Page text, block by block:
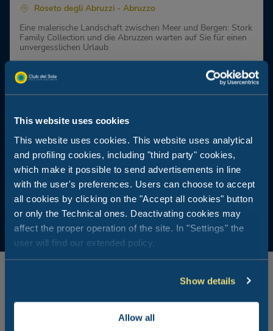
This website uses cookies
This website uses cookies. This website uses analytical
and profiling cookies, including "third party" cookies,
which make it possible to send advertisements in line
with the user's preferences. Users can choose to accept
all cookies by clicking on the "Accept all cookies" button
or only the Technical ones. Deactivating cookies may
affect the proper operation of the site. In "Settings" the
user will find our extended policy.
Show details
Allow all
Roseto degli Abruzzi - Abruzzo
Eine malerische Landschaft zwischen Meer und Bergen: Stork
Family Collection und die Abruzzen warten auf Sie für einen
unvergesslichen Urlaub
Der Traum vom Schlafen am Meer und im grünen Herzen der
Abruzzen
Moderne Lodges, nur wenige Meter vom Strand entfernt
Schwimmbecken und hauseigenes Restaurant
Lesen Sie auch...